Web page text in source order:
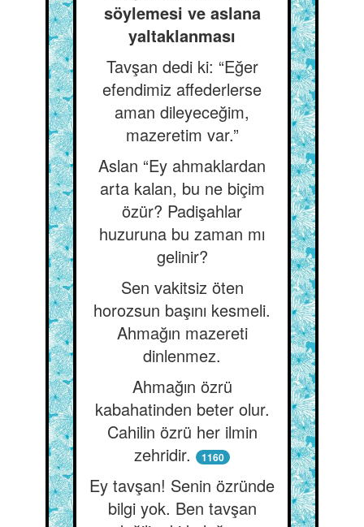
söylemesi ve aslana
yaltaklanması
Tavşan dedi ki: “Eğer
efendimiz affederlerse
aman dileyeceğim,
mazeretim var.”
Aslan “Ey ahmaklardan
arta kalan, bu ne biçim
özür? Padişahlar
huzuruna bu zaman mı
gelinir?
Sen vakitsiz öten
horozsun başını kesmeli.
Ahmağın mazereti
dinlenmez.
Ahmağın özrü
kabahatinden beter olur.
Cahilin özrü her ilmin
zehridir.
1160
Ey tavşan! Senin özründe
bilgi yok. Ben tavşan